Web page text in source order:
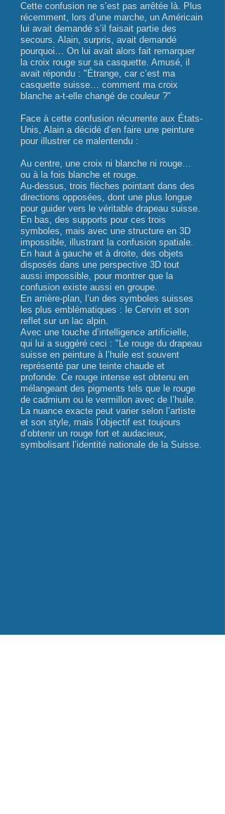
Cette confusion ne s’est pas arrêtée là. Plus
récemment, lors d’une marche, un Américain
lui avait demandé s’il faisait partie des
secours. Alain, surpris, avait demandé
pourquoi… On lui avait alors fait remarquer
la croix rouge sur sa casquette. Amusé, il
avait répondu : "Étrange, car c’est ma
casquette suisse… comment ma croix
blanche a-t-elle changé de couleur ?"
Face à cette confusion récurrente aux États-
Unis, Alain a décidé d’en faire une peinture
pour illustrer ce malentendu :
Au centre, une croix ni blanche ni rouge…
ou à la fois blanche et rouge.
Au-dessus, trois flèches pointant dans des
directions opposées, dont une plus longue
pour guider vers le véritable drapeau suisse.
En bas, des supports pour ces trois
symboles, mais avec une structure en 3D
impossible, illustrant la confusion spatiale.
En haut à gauche et à droite, des objets
disposés dans une perspective 3D tout
aussi impossible, pour montrer que la
confusion existe aussi en groupe.
En arrière-plan, l’un des symboles suisses
les plus emblématiques : le Cervin et son
reflet sur un lac alpin.
Avec une touche d’intelligence artificielle,
qui lui a suggéré ceci : "Le rouge du drapeau
suisse en peinture à l’huile est souvent
représenté par une teinte chaude et
profonde. Ce rouge intense est obtenu en
mélangeant des pigments tels que le rouge
de cadmium ou le vermillon avec de l’huile.
La nuance exacte peut varier selon l’artiste
et son style, mais l’objectif est toujours
d’obtenir un rouge fort et audacieux,
symbolisant l’identité nationale de la Suisse.